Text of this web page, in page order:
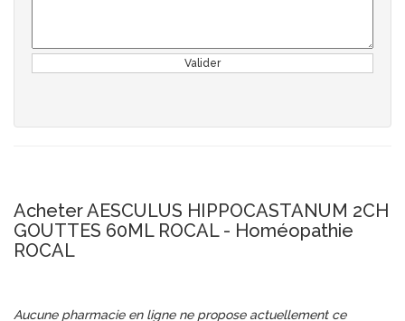
Valider
Acheter AESCULUS HIPPOCASTANUM 2CH
GOUTTES 60ML ROCAL - Homéopathie
ROCAL
Aucune pharmacie en ligne ne propose actuellement ce